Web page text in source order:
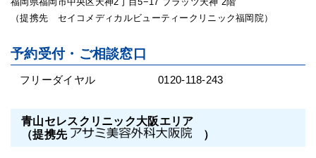
（提携先 セイコメディカルビューティークリニック福岡院）
予約受付・ご相談窓口
フリーダイヤル 0120-118-243
青山セレスクリニック大阪エリア
（提携先
）